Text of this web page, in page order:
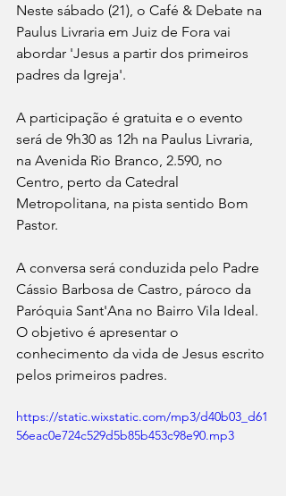
Neste sábado (21), o Café & Debate na
Paulus Livraria em Juiz de Fora vai
abordar 'Jesus a partir dos primeiros
padres da Igreja'.
A participação é gratuita e o evento
será de 9h30 as 12h na Paulus Livraria,
na Avenida Rio Branco, 2.590, no
Centro, perto da Catedral
Metropolitana, na pista sentido Bom
Pastor.
A conversa será conduzida pelo Padre
Cássio Barbosa de Castro, pároco da
Paróquia Sant'Ana no Bairro Vila Ideal.
O objetivo é apresentar o
conhecimento da vida de Jesus escrito
pelos primeiros padres.
https://static.wixstatic.com/mp3/d40b03_d61
56eac0e724c529d5b85b453c98e90.mp3